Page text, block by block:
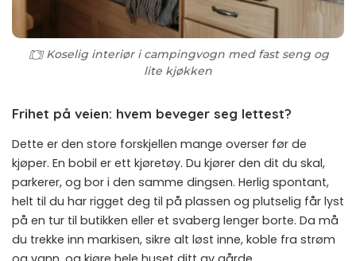
Koselig interiør i campingvogn med fast seng og
lite kjøkken
Frihet på veien: hvem beveger seg lettest?
Dette er den store forskjellen mange overser før de
kjøper. En bobil er ett kjøretøy. Du kjører den dit du skal,
parkerer, og bor i den samme dingsen. Herlig spontant,
helt til du har rigget deg til på plassen og plutselig får lyst
på en tur til butikken eller et svaberg lenger borte. Da må
du trekke inn markisen, sikre alt løst inne, koble fra strøm